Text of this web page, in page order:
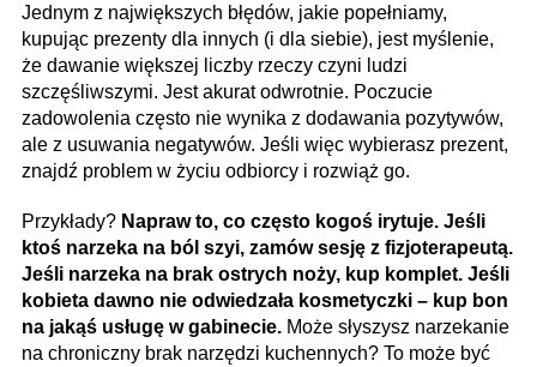
Jednym z największych błędów, jakie popełniamy,
kupując prezenty dla innych (i dla siebie), jest myślenie,
że dawanie większej liczby rzeczy czyni ludzi
szczęśliwszymi. Jest akurat odwrotnie. Poczucie
zadowolenia często nie wynika z dodawania pozytywów,
ale z usuwania negatywów. Jeśli więc wybierasz prezent,
znajdź problem w życiu odbiorcy i rozwiąż go.
Przykłady? Napraw to, co często kogoś irytuje. Jeśli
ktoś narzeka na ból szyi, zamów sesję z fizjoterapeutą.
Jeśli narzeka na brak ostrych noży, kup komplet. Jeśli
kobieta dawno nie odwiedzała kosmetyczki – kup bon
na jakąś usługę w gabinecie. Może słyszysz narzekanie
na chroniczny brak narzędzi kuchennych? To może być